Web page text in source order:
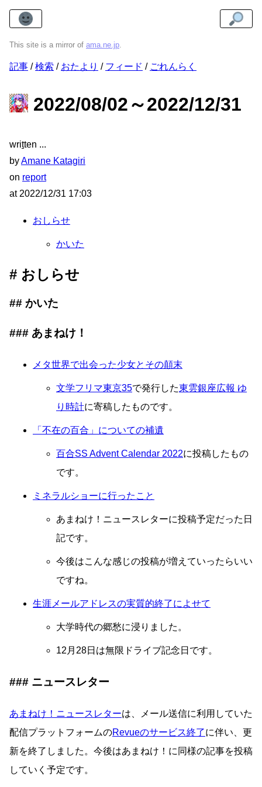
This site is a mirror of ama.ne.jp.
記事 検索 おたより フィード ごれんらく
2022/08/02～2022/12/31
written
byAmane Katagiri
on report
at 2022/12/31 17:03
おしらせ
かいた
おしらせ
かいた
あまねけ！
メタ世界で出会った少女とその顛末
文学フリマ東京35で発行した東雲銀座広報 ゆ
り時計に寄稿したものです。
「不在の百合」についての補遺
百合SS Advent Calendar 2022に投稿したもの
です。
ミネラルショーに行ったこと
あまねけ！ニュースレターに投稿予定だった日
記です。
今後はこんな感じの投稿が増えていったらいい
ですね。
生涯メールアドレスの実質的終了によせて
大学時代の郷愁に浸りました。
12月28日は無限ドライブ記念日です。
ニュースレター
あまねけ！ニュースレターは、メール送信に利用していた
配信プラットフォームのRevueのサービス終了に伴い、更
新を終了しました。今後はあまねけ！に同様の記事を投稿
していく予定です。